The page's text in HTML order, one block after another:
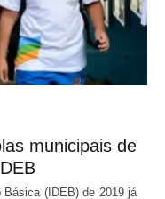
municipais de
Básica (IDEB) de 2019 já